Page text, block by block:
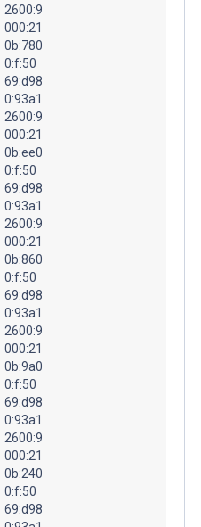
2600:9
000:21
0b:780
0:f:50
69:d98
0:93a1
2600:9
000:21
0b:ee0
0:f:50
69:d98
0:93a1
2600:9
000:21
0b:860
0:f:50
69:d98
0:93a1
2600:9
000:21
0b:9a0
0:f:50
69:d98
0:93a1
2600:9
000:21
0b:240
0:f:50
69:d98